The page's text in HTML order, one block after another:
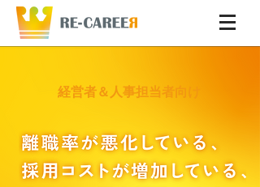
​経営者＆人事担当者向け